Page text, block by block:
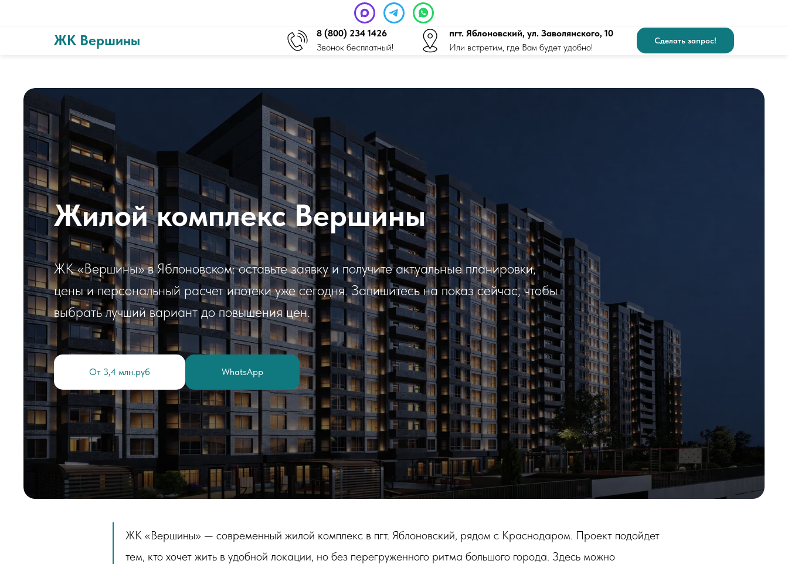
ЖК Вершины
8 (800) 234 1426
Звонок бесплатный!
пгт. Яблоновский, ул. Заволянского, 10
Или встретим, где Вам будет удобно!
Сделать запрос!
Жилой комплекс Вершины
ЖК «Вершины» в Яблоновском: оставьте заявку и получите актуальные планировки,
цены и персональный расчет ипотеки уже сегодня. Запишитесь на показ сейчас, чтобы
выбрать лучший вариант до повышения цен.
От 3,4 млн.руб WhatsApp
ЖК «Вершины» — современный жилой комплекс в пгт. Яблоновский, рядом с Краснодаром. Проект подойдет
тем, кто хочет жить в удобной локации, но без перегруженного ритма большого города. Здесь можно